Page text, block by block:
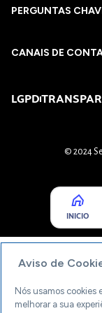
PERGUNTAS
CANAIS DE
LGPD
© 2024
INICIO
Aviso de
Nós usamos cookies
melhorar a sua